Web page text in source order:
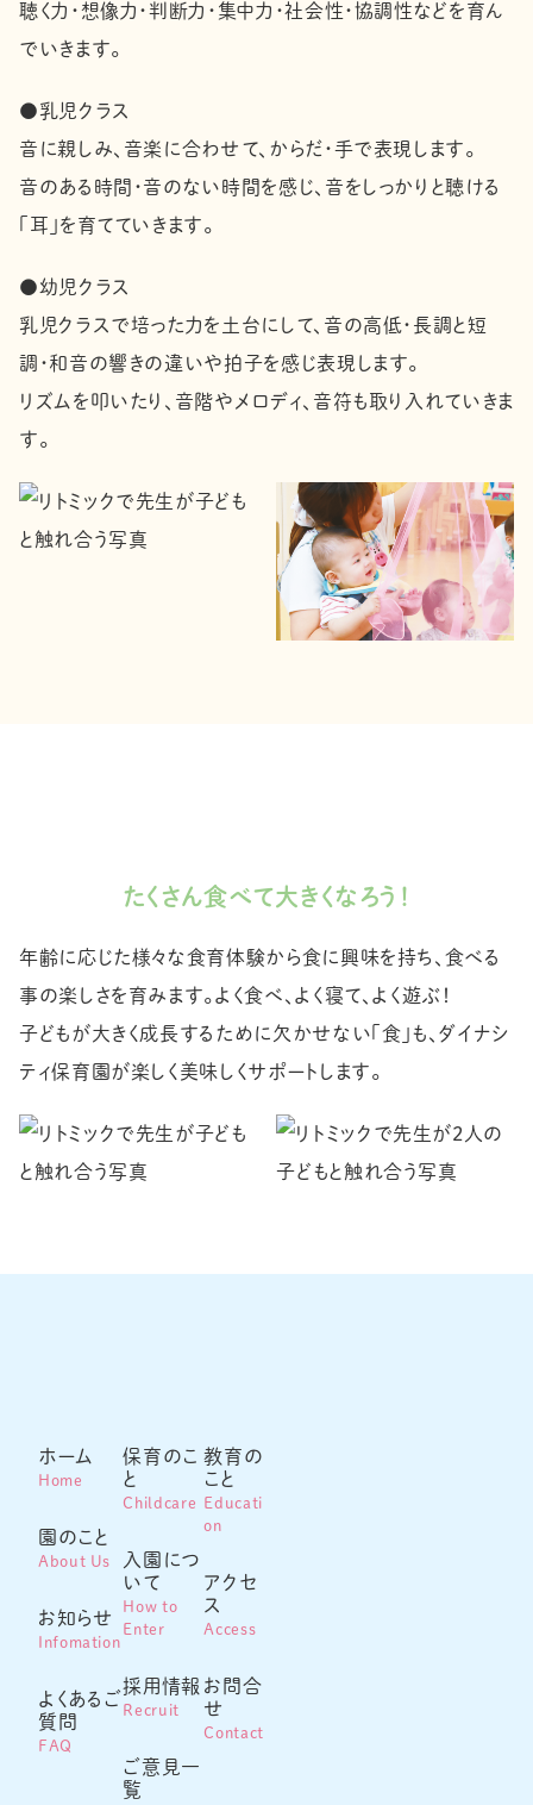
聴く力・想像力・判断力・集中力・社会性・協調性などを育ん
でいきます。
●乳児クラス
音に親しみ、音楽に合わせて、からだ・手で表現します。
音のある時間・音のない時間を感じ、音をしっかりと聴ける
「耳」を育てていきます。
●幼児クラス
乳児クラスで培った力を土台にして、音の高低・長調と短
調・和音の響きの違いや拍子を感じ表現します。
リズムを叩いたり、音階やメロディ、音符も取り入れていきま
す。
たくさん食べて大きくなろう！
年齢に応じた様々な食育体験から食に興味を持ち、食べる
事の楽しさを育みます。よく食べ、よく寝て、よく遊ぶ！
子どもが大きく成長するために欠かせない「食」も、ダイナシ
ティ保育園が楽しく美味しくサポートします。
ホーム
Home
園のこと
About Us
お知らせ
Infomation
よくあるご
質問
FAQ
保育のこ
と
Childcare
入園につ
いて
How to
Enter
採用情報
Recruit
ご意見一
覧
教育の
こと
Educati
on
アクセ
ス
Access
お問合
せ
Contact